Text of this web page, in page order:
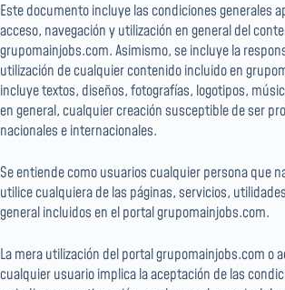
Este documento incluye las condiciones generales
acceso, navegación y utilización en general del
grupomainjobs.com. Asimismo, se incluye la
utilización de cualquier contenido incluido en
incluye textos, diseños, fotografías, logotipos,
en general, cualquier creación susceptible de ser
nacionales e internacionales.
Se entiende como usuarios cualquier persona que
utilice cualquiera de las páginas, servicios,
general incluidos en el portal grupomainjobs.com.
La mera utilización del portal grupomainjobs.com o
cualquier usuario implica la aceptación de las